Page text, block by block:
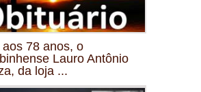
78 anos, o
Lauro Antônio
da loja ...